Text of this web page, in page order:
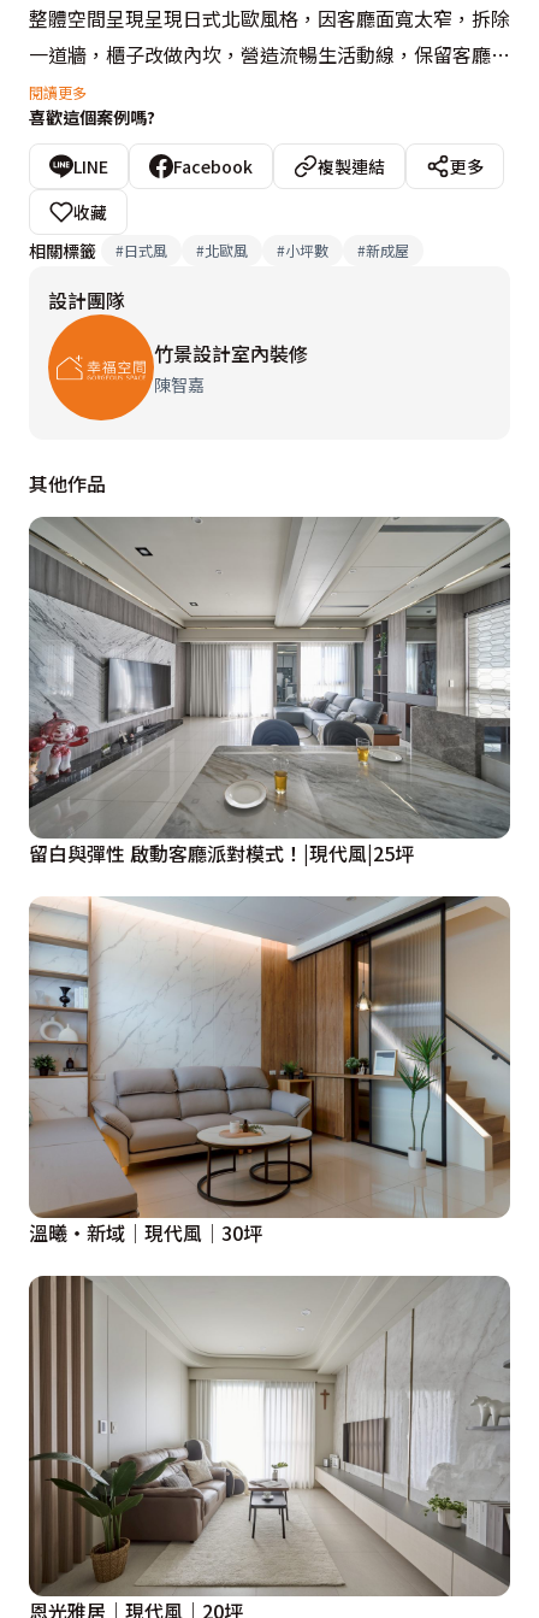
整體空間呈現呈現日式北歐風格，因客廳面寬太窄，拆除
一道牆，櫃子改做內坎，營造流暢生活動線，保留客廳與
主臥的良好採光，讓屋主能自在享受美好的生活日常 。
設計概念文字為【竹景設計室內裝修】提供
閱讀更多
喜歡這個案例嗎?
LINE Facebook 複製連結
更多
收藏
相關標籤
#日式風 #北歐風 #小坪數 #新成屋
設計團隊
竹景設計室內裝修
陳智嘉
其他作品
留白與彈性 啟動客廳派對模式！|現代風|25坪
溫曦‧新域│現代風│30坪
恩光雅居｜現代風｜20坪